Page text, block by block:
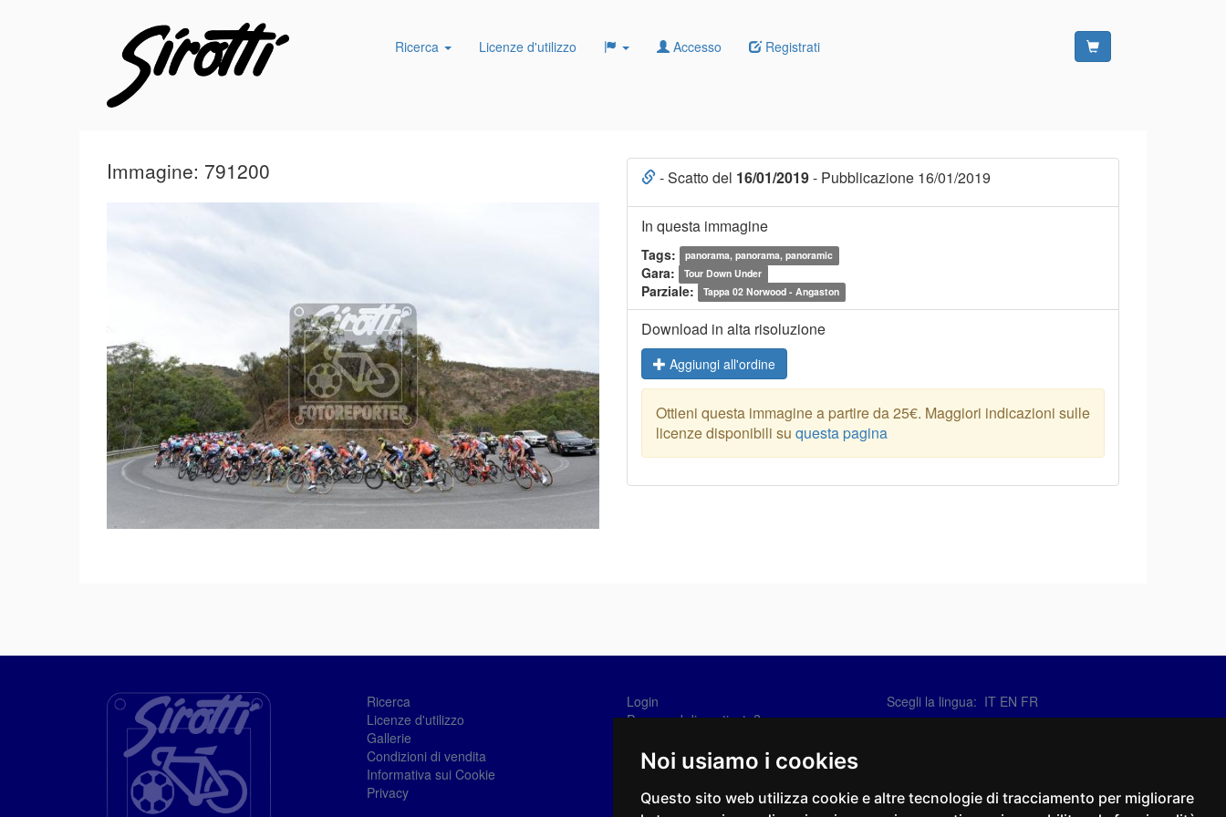
Noi usiamo i cookies
Questo sito web utilizza cookie e altre tecnologie di tracciamento per migliorare
Ricerca Licenze d'utilizzo Accesso Registrati
Immagine: 791200 - Scatto del 16/01/2019- Pubblicazione 16/01/2019
In questa immagine
Tags: panorama, panorama, panoramic
Gara: Tour Down Under
Parziale: Tappa 02 Norwood - Angaston
Download in alta risoluzione
Aggiungi all'ordine
Ottieni questa immagine a partire da 25€. Maggiori indicazioni sulle
licenze disponibili su questa pagina
Ricerca
Licenze d'utilizzo
Gallerie
Condizioni di vendita
Informativa sui Cookie
Privacy
Login
Password dimenticata?
Scegli la lingua: IT EN FR
Social